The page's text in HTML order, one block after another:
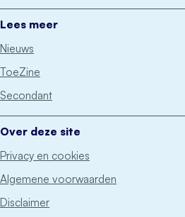
Lees meer
Nieuws
ToeZine
Secondant
Over deze site
Privacy en cookies
Algemene voorwaarden
Disclaimer